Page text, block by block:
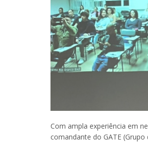
Com ampla experiência em
comandante do GATE